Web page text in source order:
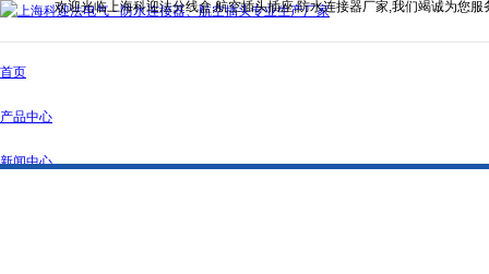
欢迎光临上海科迎法分线盒,航空插头插座,防水连接器厂家,我们竭诚为您服
首页
产品中心
新闻中心